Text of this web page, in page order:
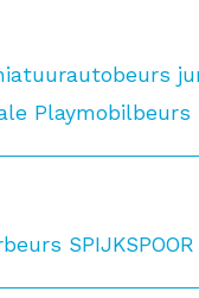
Playmobilbeurs